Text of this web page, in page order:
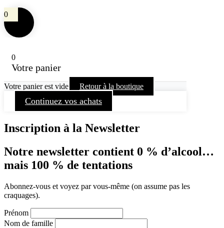
0
0
Votre panier
Votre panier est vide Retour à la boutique
Continuez vos achats
Inscription à la Newsletter
Notre newsletter contient 0 % d’alcool…
mais 100 % de tentations
Abonnez-vous et voyez par vous-même (on assume pas les
craquages).
Prénom
Nom de famille